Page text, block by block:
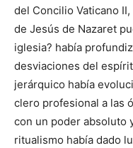
del Concilio Vaticano
de Jesús de Nazaret
iglesia? había
desviaciones del
jerárquico había
clero profesional a las
con un poder absoluto
ritualismo había dado